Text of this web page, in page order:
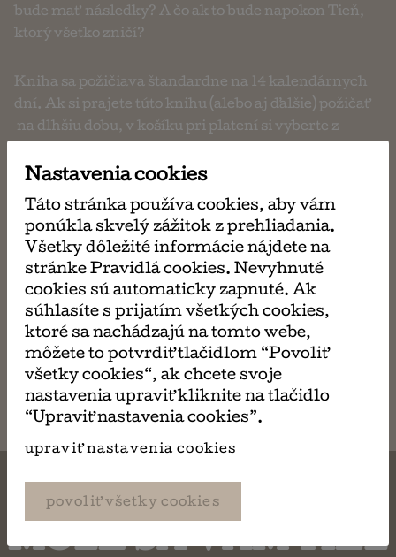
bude mať následky? A čo ak to bude napokon Tieň,
ktorý všetko zničí?
Kniha sa požičiava štandardne na 14 kalendárnych
dní. Ak si prajete túto knihu (alebo aj ďalšie) požičať
na dlhšiu dobu, v košíku pri platení si vyberte z
je potrebné knihu vrátiť (osobne, alebo
požičaj si
ma 3,60 €
napísať
email
MÔŽE SA VÁM TIEŽ
Nastavenia cookies
Táto stránka používa cookies, aby vám
ponúkla skvelý zážitok z prehliadania.
Všetky dôležité informácie nájdete na
stránke Pravidlá cookies. Nevyhnuté
cookies sú automaticky zapnuté. Ak
súhlasíte s prijatím všetkých cookies,
ktoré sa nachádzajú na tomto webe,
môžete to potvrdiť tlačidlom “Povoliť
všetky cookies“, ak chcete svoje
nastavenia upraviť kliknite na tlačidlo
“Upraviť nastavenia cookies”.
upraviť nastavenia cookies
povoliť všetky cookies